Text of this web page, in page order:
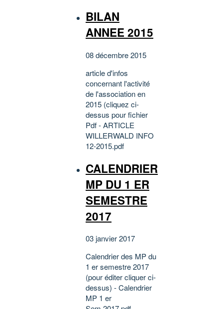
BILAN
ANNEE 2015
08 décembre 2015
article d'infos
concernant l'activité
de l'association en
2015 (cliquez ci-
dessus pour fichier
Pdf - ARTICLE
WILLERWALD INFO
12-2015.pdf
CALENDRIER
MP DU 1 ER
SEMESTRE
2017
03 janvier 2017
Calendrier des MP du
1 er semestre 2017
(pour éditer cliquer ci-
dessus) - Calendrier
MP 1 er